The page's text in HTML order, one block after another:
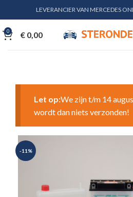
LEVERANCIER VAN MERCEDES
0 € 0,00
Let op:We zijn t/m 14
wordt dan niets verzonden!
-11%